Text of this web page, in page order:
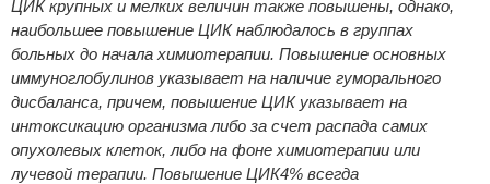
ЦИК крупных и мелких величин также повышены, однако,
наибольшее повышение ЦИК наблюдалось в группах
больных до начала химиотерапии. Повышение основных
иммуноглобулинов указывает на наличие гуморального
дисбаланса, причем, повышение ЦИК указывает на
интоксикацию организма либо за счет распада самих
опухолевых клеток, либо на фоне химиотерапии или
лучевой терапии. Повышение ЦИК4% всегда